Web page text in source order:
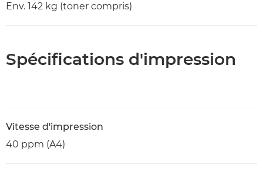
Env. 142 kg (toner compris)
Spécifications d'impression
Vitesse d'impression
40 ppm (A4)